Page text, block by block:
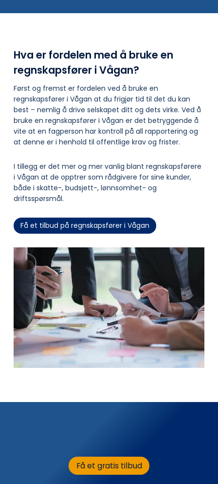
Hva er fordelen med å bruke en
regnskapsfører i Vågan?
Først og fremst er fordelen ved å bruke en
regnskapsfører i Vågan at du frigjør tid til det du kan
best – nemlig å drive selskapet ditt og dets virke. Ved å
bruke en regnskapsfører i Vågan er det betryggende å
vite at en fagperson har kontroll på all rapportering og
at denne er i henhold til offentlige krav og frister.
I tillegg er det mer og mer vanlig blant regnskapsførere
i Vågan at de opptrer som rådgivere for sine kunder,
både i skatte-, budsjett-, lønnsomhet- og
driftsspørsmål.
Få et tilbud på regnskapsfører i Vågan
Få et gratis tilbud